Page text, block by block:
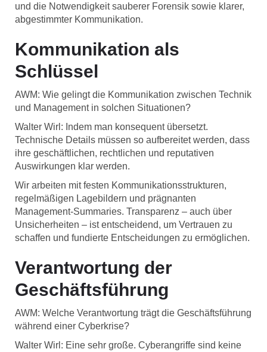
und die Notwendigkeit sauberer Forensik sowie klarer,
abgestimmter Kommunikation.
Kommunikation als
Schlüssel
AWM: Wie gelingt die Kommunikation zwischen Technik
und Management in solchen Situationen?
Walter Wirl: Indem man konsequent übersetzt.
Technische Details müssen so aufbereitet werden, dass
ihre geschäftlichen, rechtlichen und reputativen
Auswirkungen klar werden.
Wir arbeiten mit festen Kommunikationsstrukturen,
regelmäßigen Lagebildern und prägnanten
Management-Summaries. Transparenz – auch über
Unsicherheiten – ist entscheidend, um Vertrauen zu
schaffen und fundierte Entscheidungen zu ermöglichen.
Verantwortung der
Geschäftsführung
AWM: Welche Verantwortung trägt die Geschäftsführung
während einer Cyberkrise?
Walter Wirl: Eine sehr große. Cyberangriffe sind keine